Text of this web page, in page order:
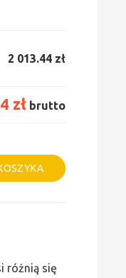
2 013.44 zł
zł brutto
Alternative:
różnią się